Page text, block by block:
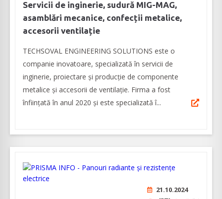
Servicii de inginerie, sudură MIG-MAG,
asamblări mecanice, confecții metalice,
accesorii ventilație
TECHSOVAL ENGINEERING SOLUTIONS este o
companie inovatoare, specializată în servicii de
inginerie, proiectare și producție de componente
metalice și accesorii de ventilație. Firma a fost
înființată în anul 2020 și este specializată î...
21.10.2024